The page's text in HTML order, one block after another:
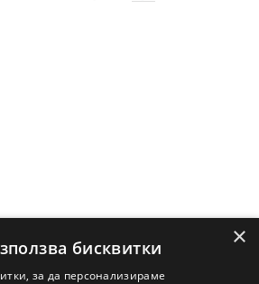
×
бисквитки
за да персонализираме